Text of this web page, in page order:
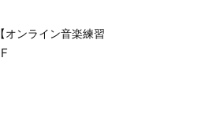
ンライン音楽練習